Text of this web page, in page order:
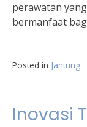
perawatan
bermanfaat
Posted in Jantung
Inovasi